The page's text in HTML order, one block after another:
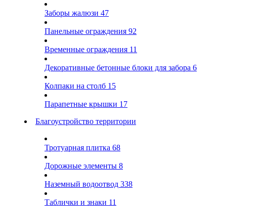
Заборы жалюзи 47
Панельные ограждения 92
Временные ограждения 11
Декоративные бетонные блоки для забора 6
Колпаки на столб 15
Парапетные крышки 17
Благоустройство территории
Тротуарная плитка 68
Дорожные элементы 8
Наземный водоотвод 338
Таблички и знаки 11